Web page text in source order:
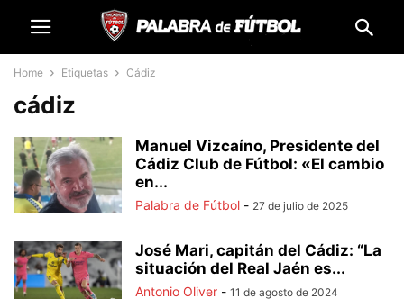
Home Etiquetas Cádiz
cádiz
Manuel Vizcaíno, Presidente del
Cádiz Club de Fútbol: «El cambio
en...
Palabra de Fútbol - 27 de julio de 2025
José Mari, capitán del Cádiz: “La
situación del Real Jaén es...
Antonio Oliver - 11 de agosto de 2024